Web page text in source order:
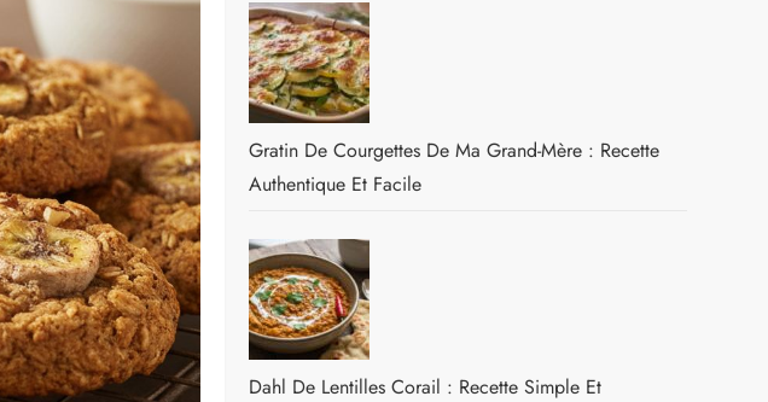
Gratin De Courgettes De Ma Grand-Mère : Recette
Authentique Et Facile
Dahl De Lentilles Corail : Recette Simple Et